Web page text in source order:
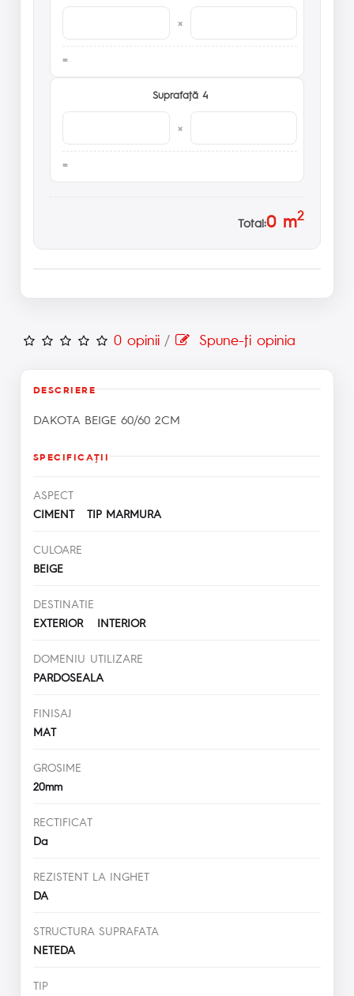
×
Suprafaţă 4
×
Total:0m2
0 opinii / Spune-ţi opinia
DESCRIERE
DAKOTA BEIGE 60/60 2CM
SPECIFICAŢII
ASPECT
CIMENT TIP MARMURA
CULOARE
BEIGE
DESTINATIE
EXTERIOR INTERIOR
DOMENIU UTILIZARE
PARDOSEALA
FINISAJ
MAT
GROSIME
20mm
RECTIFICAT
Da
REZISTENT LA INGHET
DA
STRUCTURA SUPRAFATA
NETEDA
TIP